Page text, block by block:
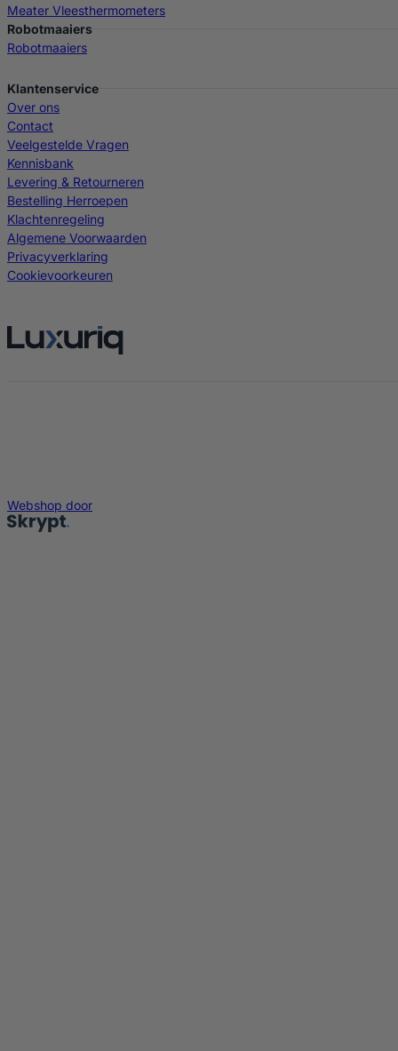
Meater Vleesthermometers
Robotmaaiers
Robotmaaiers
Klantenservice
Over ons
Contact
Veelgestelde Vragen
Kennisbank
Levering & Retourneren
Bestelling Herroepen
Klachtenregeling
Algemene Voorwaarden
Privacyverklaring
Cookievoorkeuren
Webshop door